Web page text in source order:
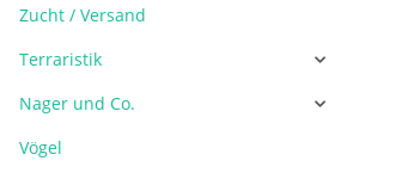
Zucht / Versand
Terraristik
Nager und Co.
Vögel